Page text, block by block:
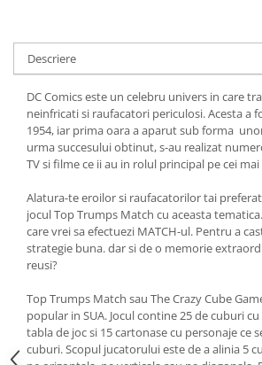
Descriere
DC Comics este un celebru univers in care
neinfricati si raufacatori periculosi. Acesta a
1954, iar prima oara a aparut sub forma
urma succesului obtinut, s-au realizat
TV si filme ce ii au in rolul principal pe cei
Alatura-te eroilor si raufacatorilor tai
jocul Top Trumps Match cu aceasta
care vrei sa efectuezi MATCH-ul. Pentru a
strategie buna. dar si de o memorie
reusi?
Top Trumps Match sau The Crazy Cube
popular in SUA. Jocul contine 25 de cuburi
tabla de joc si 15 cartonase cu personaje ce
cuburi.Scopul jucatorului este de a alinia 5